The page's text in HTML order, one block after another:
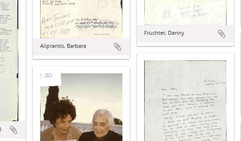
Fruchter, Danny
Aliprantis, Barbara